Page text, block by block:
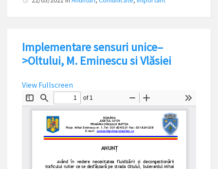
Implementare sensuri unice–
>Oltului, M. Eminescu si Vlăsiei
View Fullscreen